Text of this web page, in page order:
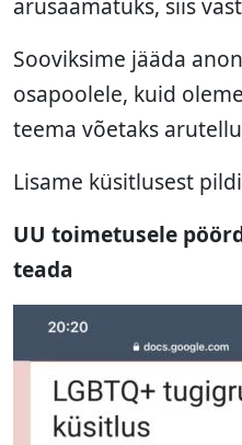
Sooviksime jääda
osapoolele, kuid
teema võetaks
Lisame küsitlusest
UU toimetusele
teada